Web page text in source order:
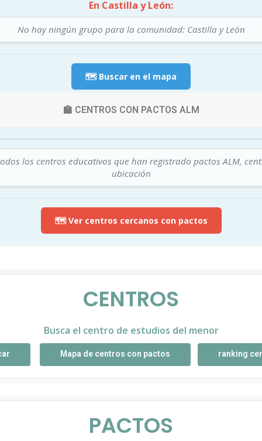
En Castilla y León:
No hay ningún grupo para la comunidad: Castilla y León
🗺️ Buscar en el mapa
🏫 CENTROS CON PACTOS ALM
los centros educativos que han registrado pactos ALM,
ubicación
🗺️ Ver centros cercanos con pactos
CENTROS
Busca el centro de estudios del menor
Mapa de centros con pactos ranking
PACTOS